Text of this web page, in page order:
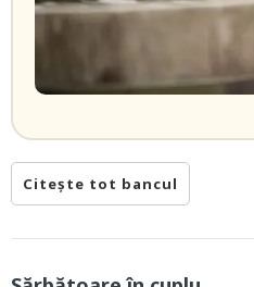
Citește tot bancul